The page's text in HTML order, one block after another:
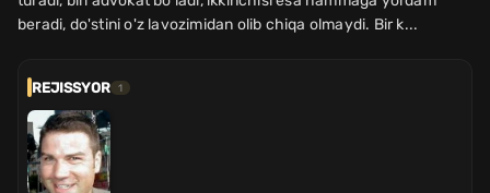
beradi, do'stini o'z lavozimidan olib chiqa olmaydi. Bir k...
REJISSYOR 1